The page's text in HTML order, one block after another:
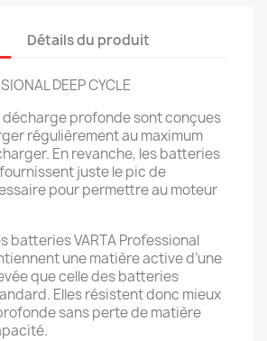
Détails du produit
DEEP CYCLE
décharge profonde sont conçues
régulièrement au maximum
En revanche, les batteries
juste le pic de
pour permettre au moteur
batteries VARTA Professional
une matière active d’une
que celle des batteries
Elles résistent donc mieux
sans perte de matière